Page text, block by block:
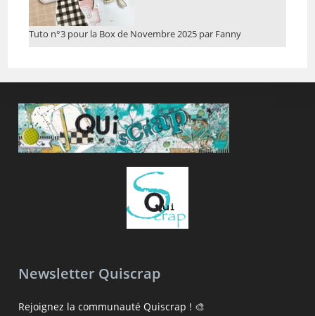
Tuto n°3 pour la Box de Novembre 2025 par Fanny
Newsletter Quiscrap
Rejoignez la communauté Quiscrap ! 🎨